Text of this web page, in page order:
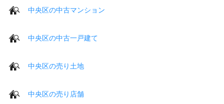
中央区の中古マンション
中央区の中古一戸建て
中央区の売り土地
中央区の売り店舗